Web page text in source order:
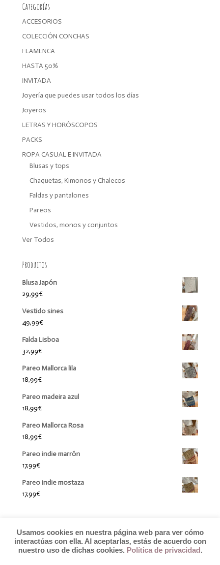
Categorías
ACCESORIOS
COLECCIÓN CONCHAS
FLAMENCA
HASTA 50%
INVITADA
Joyería que puedes usar todos los días
Joyeros
LETRAS Y HORÓSCOPOS
PACKS
ROPA CASUAL E INVITADA
Blusas y tops
Chaquetas, Kimonos y Chalecos
Faldas y pantalones
Pareos
Vestidos, monos y conjuntos
Ver Todos
Productos
Blusa Japón
29,99€
Vestido sines
49,99€
Falda Lisboa
32,99€
Pareo Mallorca lila
18,99€
Pareo madeira azul
18,99€
Pareo Mallorca Rosa
18,99€
Pareo indie marrón
17,99€
Pareo indie mostaza
17,99€
Usamos cookies en nuestra página web para ver cómo
interactúas con ella. Al aceptarlas, estás de acuerdo con
nuestro uso de dichas cookies. Política de privacidad .